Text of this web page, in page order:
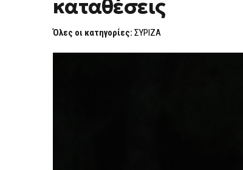
ΣΕ
ΕΙΣΟΔΉΜΑΤΑ
244
ΣΕ
καταθέσεις
Όλες οι κατηγορίες: ΣΥΡΙΖΑ